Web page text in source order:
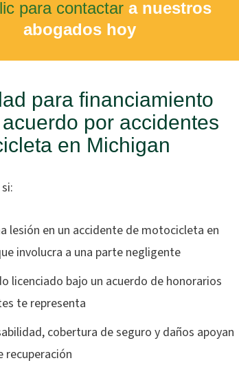
para contactar a nuestros
abogados hoy
para financiamiento
por accidentes
en Michigan
lesión en un accidente de motocicleta en
involucra a una parte negligente
licenciado bajo un acuerdo de honorarios
te representa
cobertura de seguro y daños apoyan
recuperación